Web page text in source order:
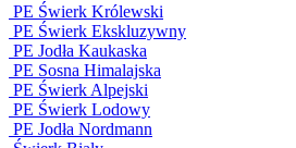
PE Świerk Królewski
PE Świerk Ekskluzywny
PE Jodła Kaukaska
PE Sosna Himalajska
PE Świerk Alpejski
PE Świerk Lodowy
PE Jodła Nordmann